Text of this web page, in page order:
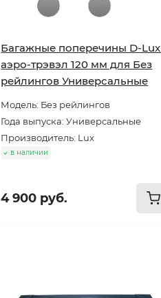
Багажные поперечины D-Lux
аэро-трэвэл 120 мм для Без
рейлингов Универсальные
Модель: Без рейлингов
Года выпуска: Универсальные
Производитель: Lux
в наличии
4 900 руб.